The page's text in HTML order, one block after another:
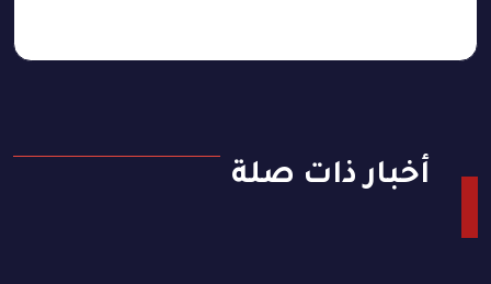
أخبار ذات صلة